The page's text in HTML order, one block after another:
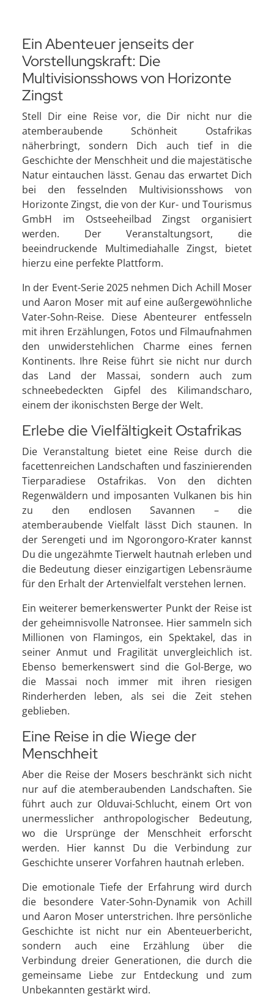
Ein Abenteuer jenseits der
Vorstellungskraft: Die
Multivisionsshows von Horizonte
Zingst
Stell Dir eine Reise vor, die Dir nicht nur die
atemberaubende Schönheit Ostafrikas
näherbringt, sondern Dich auch tief in die
Geschichte der Menschheit und die majestätische
Natur eintauchen lässt. Genau das erwartet Dich
bei den fesselnden Multivisionsshows von
Horizonte Zingst, die von der Kur- und Tourismus
GmbH im Ostseeheilbad Zingst organisiert
werden. Der Veranstaltungsort, die
beeindruckende Multimediahalle Zingst, bietet
hierzu eine perfekte Plattform.
In der Event-Serie 2025 nehmen Dich Achill Moser
und Aaron Moser mit auf eine außergewöhnliche
Vater-Sohn-Reise. Diese Abenteurer entfesseln
mit ihren Erzählungen, Fotos und Filmaufnahmen
den unwiderstehlichen Charme eines fernen
Kontinents. Ihre Reise führt sie nicht nur durch
das Land der Massai, sondern auch zum
schneebedeckten Gipfel des Kilimandscharo,
einem der ikonischsten Berge der Welt.
Erlebe die Vielfältigkeit Ostafrikas
Die Veranstaltung bietet eine Reise durch die
facettenreichen Landschaften und faszinierenden
Tierparadiese Ostafrikas. Von den dichten
Regenwäldern und imposanten Vulkanen bis hin
zu den endlosen Savannen – die
atemberaubende Vielfalt lässt Dich staunen. In
der Serengeti und im Ngorongoro-Krater kannst
Du die ungezähmte Tierwelt hautnah erleben und
die Bedeutung dieser einzigartigen Lebensräume
für den Erhalt der Artenvielfalt verstehen lernen.
Ein weiterer bemerkenswerter Punkt der Reise ist
der geheimnisvolle Natronsee. Hier sammeln sich
Millionen von Flamingos, ein Spektakel, das in
seiner Anmut und Fragilität unvergleichlich ist.
Ebenso bemerkenswert sind die Gol-Berge, wo
die Massai noch immer mit ihren riesigen
Rinderherden leben, als sei die Zeit stehen
geblieben.
Eine Reise in die Wiege der
Menschheit
Aber die Reise der Mosers beschränkt sich nicht
nur auf die atemberaubenden Landschaften. Sie
führt auch zur Olduvai-Schlucht, einem Ort von
unermesslicher anthropologischer Bedeutung,
wo die Ursprünge der Menschheit erforscht
werden. Hier kannst Du die Verbindung zur
Geschichte unserer Vorfahren hautnah erleben.
Die emotionale Tiefe der Erfahrung wird durch
die besondere Vater-Sohn-Dynamik von Achill
und Aaron Moser unterstrichen. Ihre persönliche
Geschichte ist nicht nur ein Abenteuerbericht,
sondern auch eine Erzählung über die
Verbindung dreier Generationen, die durch die
gemeinsame Liebe zur Entdeckung und zum
Unbekannten gestärkt wird.